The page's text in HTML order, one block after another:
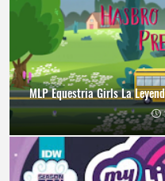
MLP Equestria Girls La